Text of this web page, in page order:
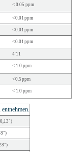
< 0.05 ppm
<0.01 ppm
<0.01 ppm
<0.01 ppm
4'11
< 1.0 ppm
<0.5 ppm
< 1.0 ppm